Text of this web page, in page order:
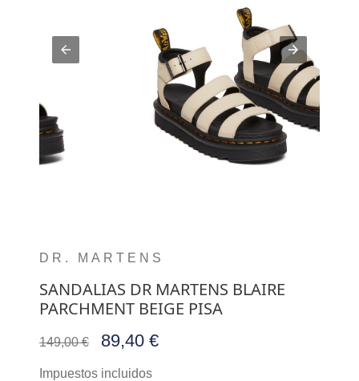
DR. MARTENS
SANDALIAS DR MARTENS BLAIRE
PARCHMENT BEIGE PISA
149,00 € 89,40 €
Impuestos incluidos